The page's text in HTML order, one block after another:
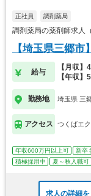
正社員 調剤薬局
調剤薬局の薬剤師求人
【埼玉県三郷市】
給与
【月収
【年収
勤務地 埼玉県 三
アクセス つくばエ
年収600万円以上可 新卒
積極採用中
夏～秋入職可
求人の詳細を